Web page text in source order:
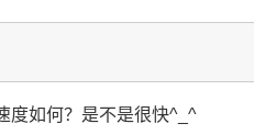
度如何？是不是很快^_^